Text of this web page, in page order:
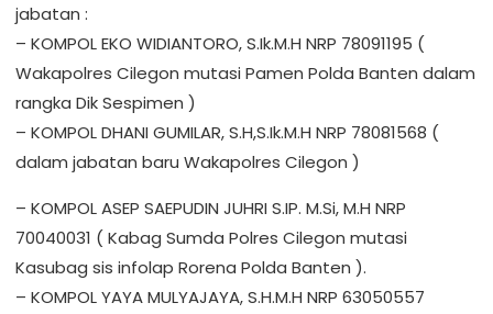
jabatan :
– KOMPOL EKO WIDIANTORO, S.Ik.M.H NRP 78091195 (
Wakapolres Cilegon mutasi Pamen Polda Banten dalam
rangka Dik Sespimen )
– KOMPOL DHANI GUMILAR, S.H,S.Ik.M.H NRP 78081568 (
dalam jabatan baru Wakapolres Cilegon )
– KOMPOL ASEP SAEPUDIN JUHRI S.IP. M.Si, M.H NRP
70040031 ( Kabag Sumda Polres Cilegon mutasi
Kasubag sis infolap Rorena Polda Banten ).
– KOMPOL YAYA MULYAJAYA, S.H.M.H NRP 63050557